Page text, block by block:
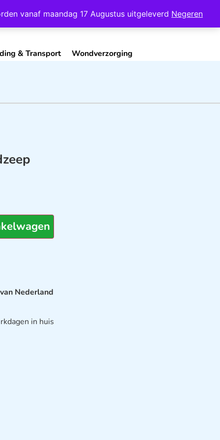
vanaf maandag 17 Augustus uitgeleverd Negeren
Account Contact
& Transport Wondverzorging
Nederland
in huis